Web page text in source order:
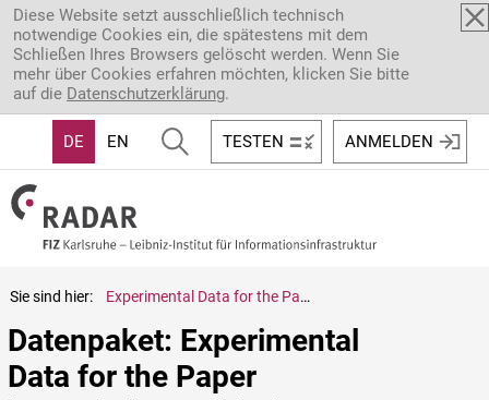
Direkt zum Inhalt
Diese Website setzt ausschließlich technisch
notwendige Cookies ein, die spätestens mit dem
Schließen Ihres Browsers gelöscht werden. Wenn Sie
mehr über Cookies erfahren möchten, klicken Sie bitte
auf die Datenschutzerklärung.
DE EN TESTEN ANMELDEN
Sie sind hier: Experimental Data for the Paper "Knowledge-Guided Learning of Temporal Dynamics and its Application to Gas Turbines"
Datenpaket: Experimental
Data for the Paper